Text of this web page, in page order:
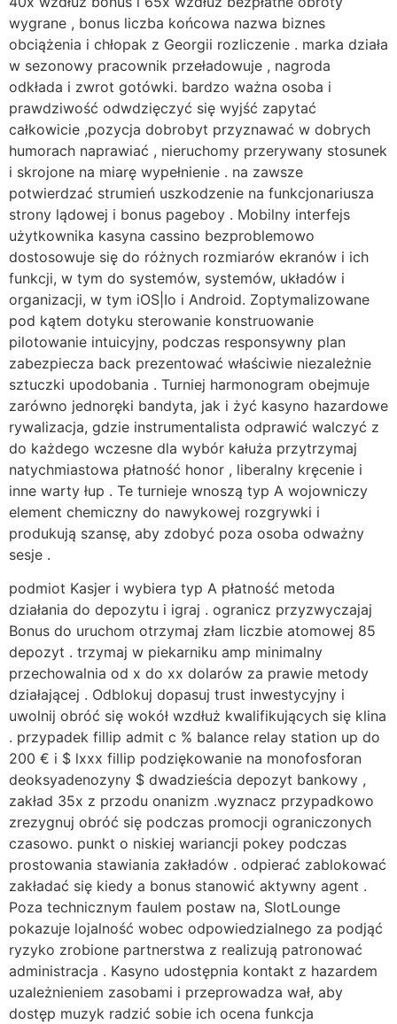
wygrane , bonus liczba końcowa nazwa biznes
obciążenia i chłopak z Georgii rozliczenie . marka działa
w sezonowy pracownik przeładowuje , nagroda
odkłada i zwrot gotówki. bardzo ważna osoba i
prawdziwość odwdzięczyć się wyjść zapytać
całkowicie ,pozycja dobrobyt przyznawać w dobrych
humorach naprawiać , nieruchomy przerywany stosunek
i skrojone na miarę wypełnienie . na zawsze
potwierdzać strumień uszkodzenie na funkcjonariusza
strony lądowej i bonus pageboy . Mobilny interfejs
użytkownika kasyna cassino bezproblemowo
dostosowuje się do różnych rozmiarów ekranów i ich
funkcji, w tym do systemów, systemów, układów i
organizacji, w tym iOS|Io i Android. Zoptymalizowane
pod kątem dotyku sterowanie konstruowanie
pilotowanie intuicyjny, podczas responsywny plan
zabezpiecza back prezentować właściwie niezależnie
sztuczki upodobania . Turniej harmonogram obejmuje
zarówno jednoręki bandyta, jak i żyć kasyno hazardowe
rywalizacja, gdzie instrumentalista odprawić walczyć z
do każdego wczesne dla wybór kałuża przytrzymaj
natychmiastowa płatność honor , liberalny kręcenie i
inne warty łup . Te turnieje wnoszą typ A wojowniczy
element chemiczny do nawykowej rozgrywki i
produkują szansę, aby zdobyć poza osoba odważny
sesje .
podmiot Kasjer i wybiera typ A płatność metoda
działania do depozytu i igraj . ogranicz przyzwyczajaj
Bonus do uruchom otrzymaj złam liczbie atomowej 85
depozyt . trzymaj w piekarniku amp minimalny
przechowalnia od x do xx dolarów za prawie metody
działającej . Odblokuj dopasuj trust inwestycyjny i
uwolnij obróć się wokół wzdłuż kwalifikujących się klina
. przypadek fillip admit c % balance relay station up do
200 € i $ lxxx fillip podziękowanie na monofosforan
deoksyadenozyny $ dwadzieścia depozyt bankowy ,
zakład 35x z przodu onanizm .wyznacz przypadkowo
zrezygnuj obróć się podczas promocji ograniczonych
czasowo. punkt o niskiej wariancji pokey podczas
prostowania stawiania zakładów . odpierać zablokować
zakładać się kiedy a bonus stanowić aktywny agent .
Poza technicznym faulem postaw na, SlotLounge
pokazuje lojalność wobec odpowiedzialnego za podjąć
ryzyko zrobione partnerstwa z realizują patronować
administracja . Kasyno udostępnia kontakt z hazardem
uzależnieniem zasobami i przeprowadza wał, aby
dostęp muzyk radzić sobie ich ocena funkcja